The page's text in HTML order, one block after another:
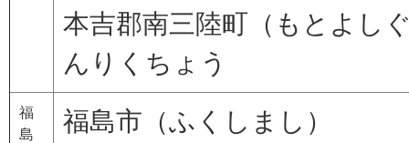
本吉郡南三陸町（もとよし
んりくちょう
福
島
福島市（ふくしまし）